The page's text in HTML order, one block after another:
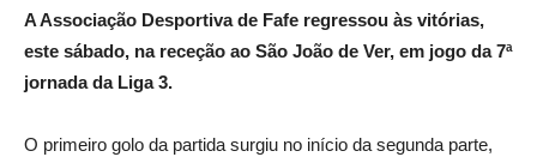
A Associação Desportiva de Fafe regressou às vitórias,
este sábado, na receção ao São João de Ver, em jogo da 7ª
jornada da Liga 3.
O primeiro golo da partida surgiu no início da segunda parte,